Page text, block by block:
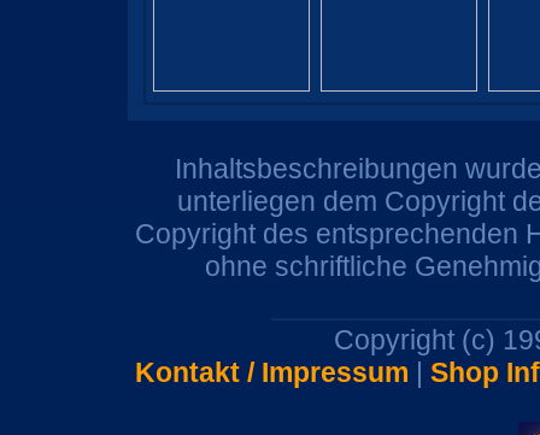
Inhaltsbeschreibungen
unterliegen dem Copyright
Copyright des entsprechenden
ohne schriftliche
Copyright (c)
Kontakt / Impressum | Shop